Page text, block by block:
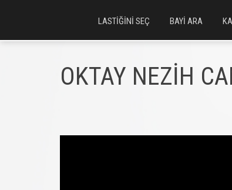
LASTİĞİNİ SEÇ BAYİ ARA
OKTAY NEZİH